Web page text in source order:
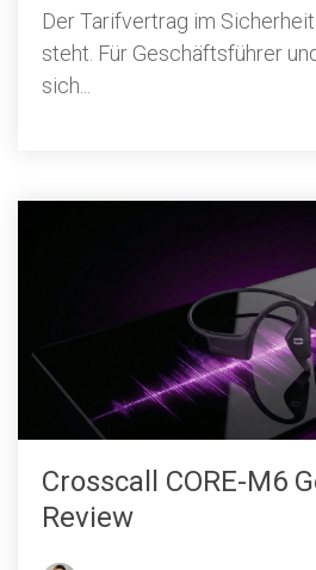
Der Tarifvertrag im
steht. Für Geschäftsführer
sich...
Crosscall CORE-M6
Review